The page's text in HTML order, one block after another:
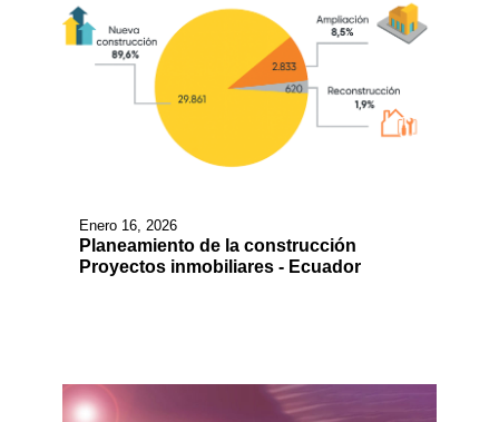
Enero 16, 2026
Planeamiento de la construcción
Proyectos inmobiliares - Ecuador